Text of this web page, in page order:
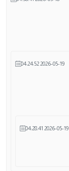
2026-05-19 04:24:52
2026-05-19 04:28:41